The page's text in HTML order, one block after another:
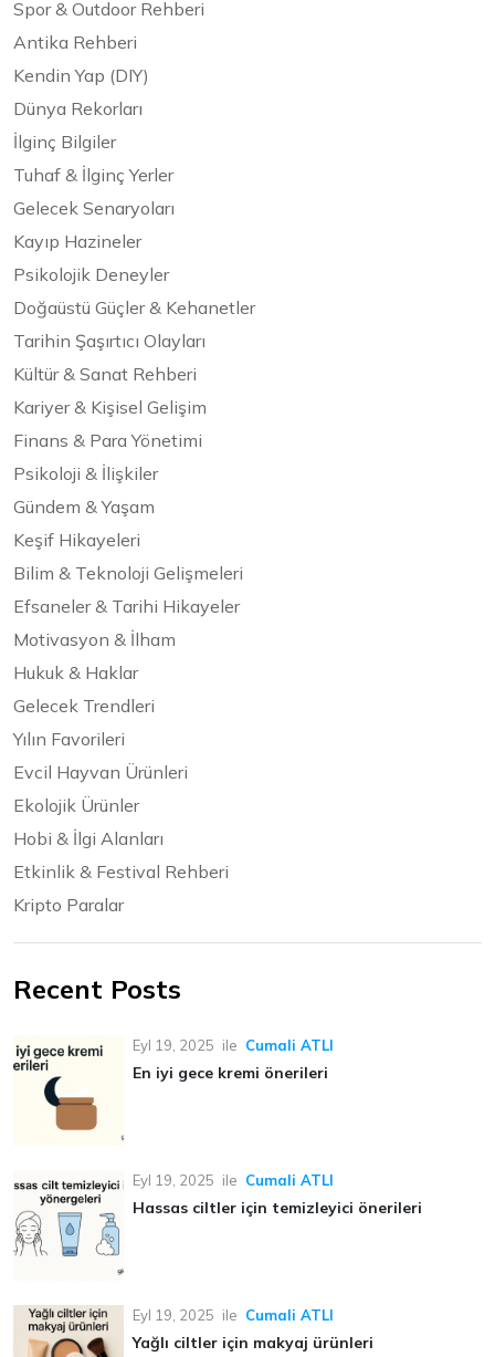
Spor & Outdoor Rehberi
Antika Rehberi
Kendin Yap (DIY)
Dünya Rekorları
İlginç Bilgiler
Tuhaf & İlginç Yerler
Gelecek Senaryoları
Kayıp Hazineler
Psikolojik Deneyler
Doğaüstü Güçler & Kehanetler
Tarihin Şaşırtıcı Olayları
Kültür & Sanat Rehberi
Kariyer & Kişisel Gelişim
Finans & Para Yönetimi
Psikoloji & İlişkiler
Gündem & Yaşam
Keşif Hikayeleri
Bilim & Teknoloji Gelişmeleri
Efsaneler & Tarihi Hikayeler
Motivasyon & İlham
Hukuk & Haklar
Gelecek Trendleri
Yılın Favorileri
Evcil Hayvan Ürünleri
Ekolojik Ürünler
Hobi & İlgi Alanları
Etkinlik & Festival Rehberi
Kripto Paralar
Recent Posts
Eyl 19, 2025 ile Cumali ATLI
En iyi gece kremi önerileri
Eyl 19, 2025 ile Cumali ATLI
Hassas ciltler için temizleyici önerileri
Eyl 19, 2025 ile Cumali ATLI
Yağlı ciltler için makyaj ürünleri